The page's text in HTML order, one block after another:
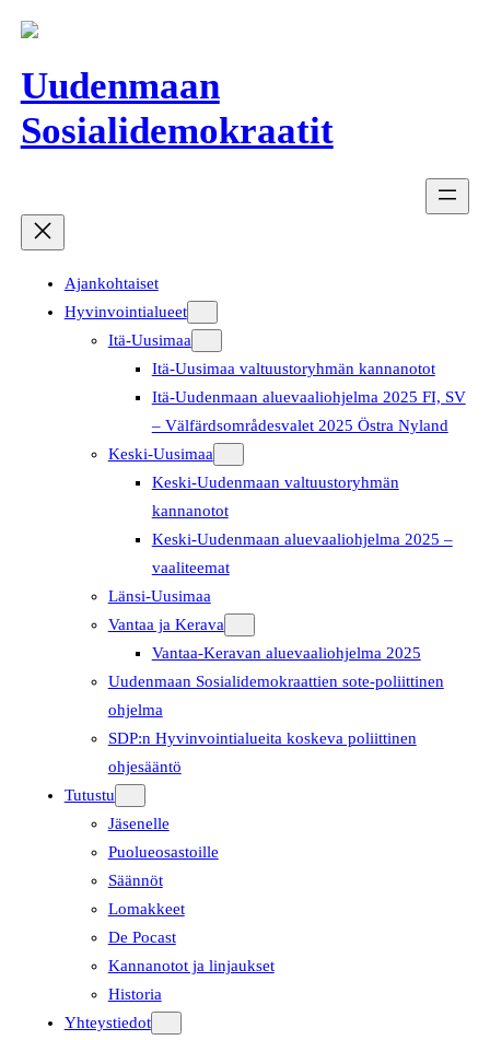
Siirry
Uudenmaan
Sosialidemokraatit
Ajankohtaiset
Hyvinvointialueet
Itä-Uusimaa
Itä-Uusimaa valtuustoryhmän kannanotot
Itä-Uudenmaan aluevaaliohjelma 2025 FI, SV
– Välfärdsområdesvalet 2025 Östra Nyland
Keski-Uusimaa
Keski-Uudenmaan valtuustoryhmän
kannanotot
Keski-Uudenmaan aluevaaliohjelma 2025 –
vaaliteemat
Länsi-Uusimaa
Vantaa ja Kerava
Vantaa-Keravan aluevaaliohjelma 2025
Uudenmaan Sosialidemokraattien sote-poliittinen
ohjelma
SDP:n Hyvinvointialueita koskeva poliittinen
ohjesääntö
Tutustu
Jäsenelle
Puolueosastoille
Säännöt
Lomakkeet
De Pocast
Kannanotot ja linjaukset
Historia
Yhteystiedot